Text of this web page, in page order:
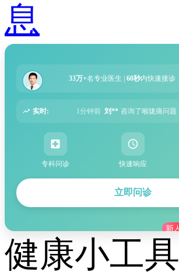
息
33万+名专业医生 | 60秒内快速接诊
实时:
1分钟前 刘** 咨询了喉咙痛问题 2分钟前 李**
专科问诊 快速响应
立即问诊
健康小工具